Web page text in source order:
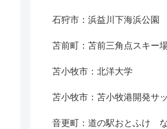
石狩市：浜益川下海浜公園
苫前町：苫前三角点スキー
苫小牧市：北洋大学
苫小牧市：苫小牧港開発サ
音更町：道の駅おとふけ